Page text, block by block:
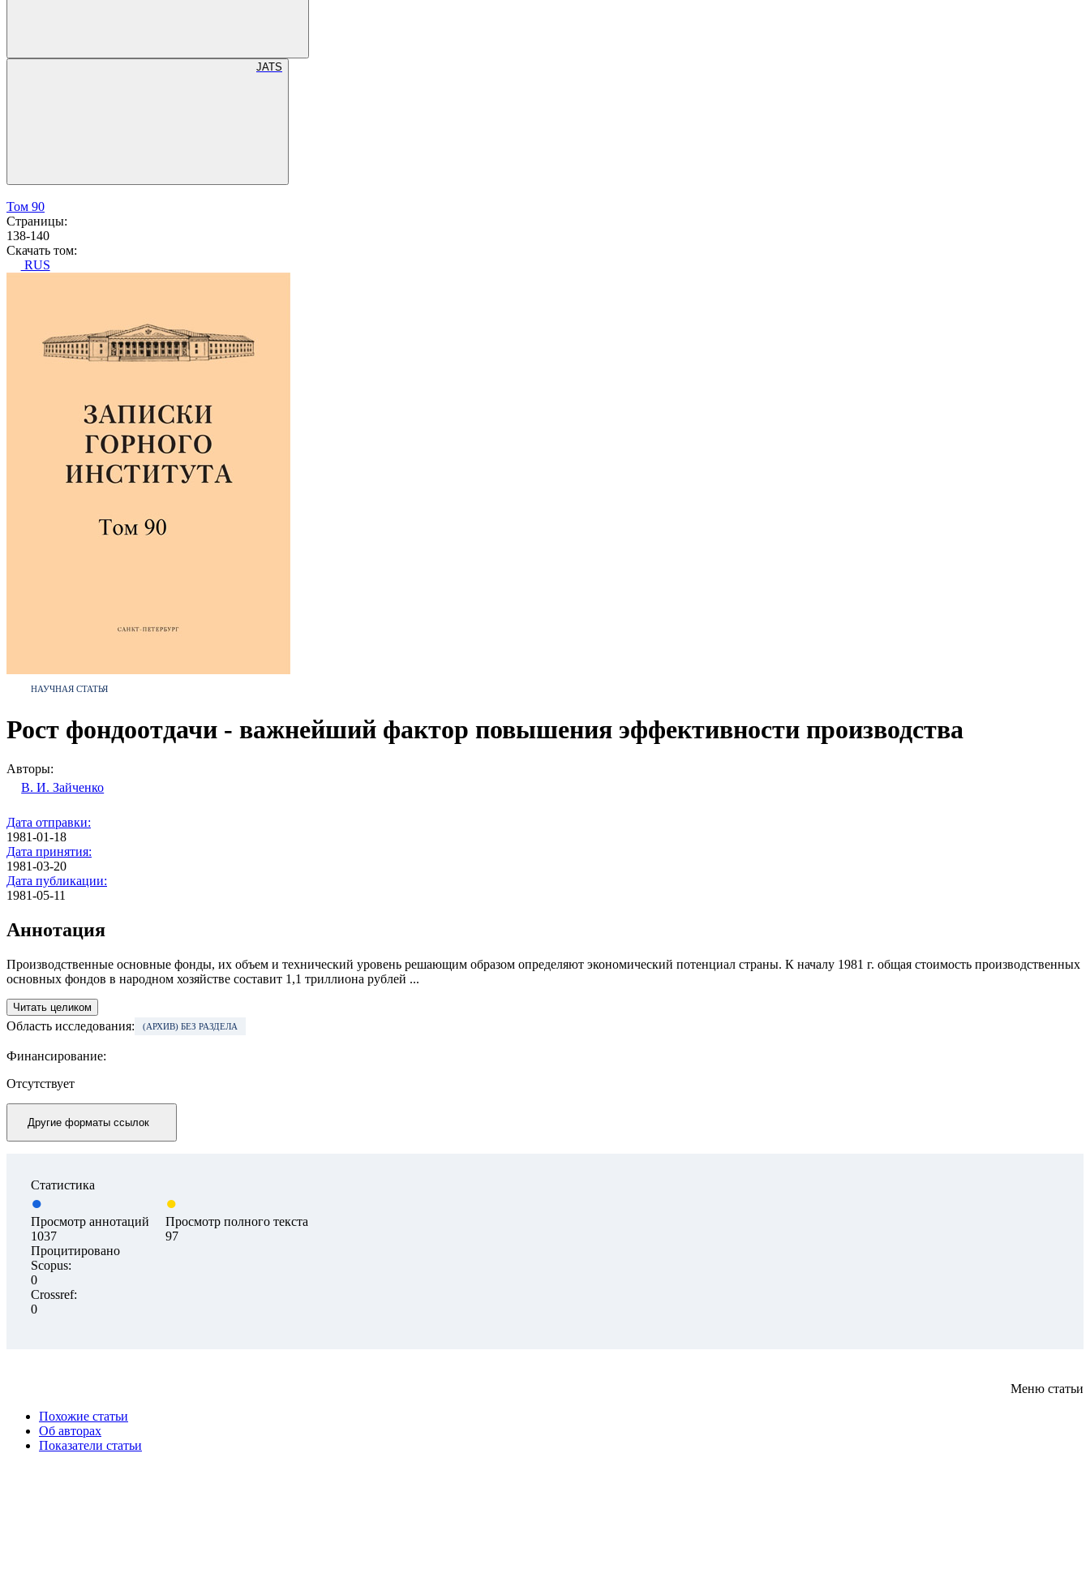
JATS
Том 90
Страницы:
138-140
Скачать том:
RUS
НАУЧНАЯ СТАТЬЯ
Рост фондоотдачи - важнейший фактор повышения эффективности производства
Авторы:
В. И. Зайченко
Дата отправки:
1981-01-18
Дата принятия:
1981-03-20
Дата публикации:
1981-05-11
Аннотация
Производственные основные фонды, их объем и технический уровень решающим образом определяют экономический потенциал страны. К началу 1981 г. общая стоимость производственных
основных фондов в народном хо­зяйстве составит 1,1 триллиона рублей ...
Читать целиком
Область исследования: (АРХИВ) БЕЗ РАЗДЕЛА
Финансирование:
Отсутствует
Другие форматы ссылок
Статистика
Просмотр аннотаций
1037
Просмотр полного текста
97
Процитировано
Scopus:
0
Crossref:
0
Меню статьи
Похожие статьи
Об авторах
Показатели статьи